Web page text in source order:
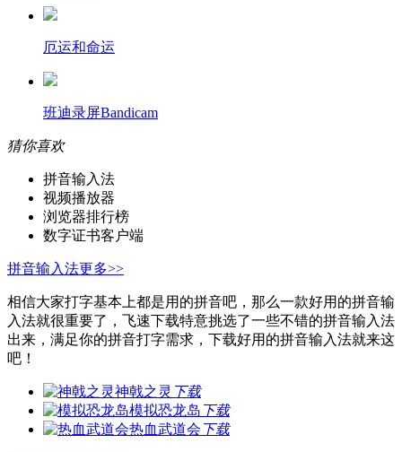
厄运和命运
班迪录屏Bandicam
猜你喜欢
拼音输入法
视频播放器
浏览器排行榜
数字证书客户端
拼音输入法更多>>
相信大家打字基本上都是用的拼音吧，那么一款好用的拼音输
入法就很重要了，飞速下载特意挑选了一些不错的拼音输入法
出来，满足你的拼音打字需求，下载好用的拼音输入法就来这
吧！
神戟之灵 下载
模拟恐龙岛 下载
热血武道会 下载